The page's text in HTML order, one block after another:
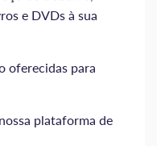
e DVDs à sua
oferecidas para
plataforma de